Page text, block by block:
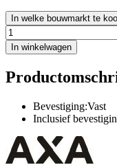
In welke bouwmarkt te
In winkelwagen
Bevestiging:Vast
Inclusief